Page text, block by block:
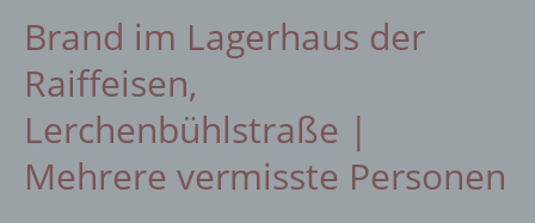
Brand im Lagerhaus der
Raiffeisen,
Lerchenbühlstraße |
Mehrere vermisste Personen